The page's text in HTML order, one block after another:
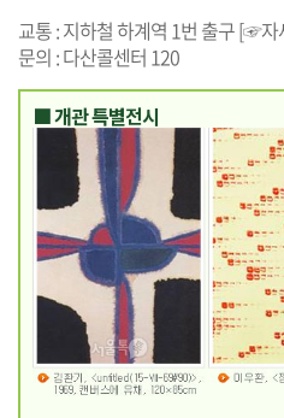
교통 : 지하철 하계역 1번 출구 [☞자
문의 : 다산콜센터 120
■ 개관 특별전시